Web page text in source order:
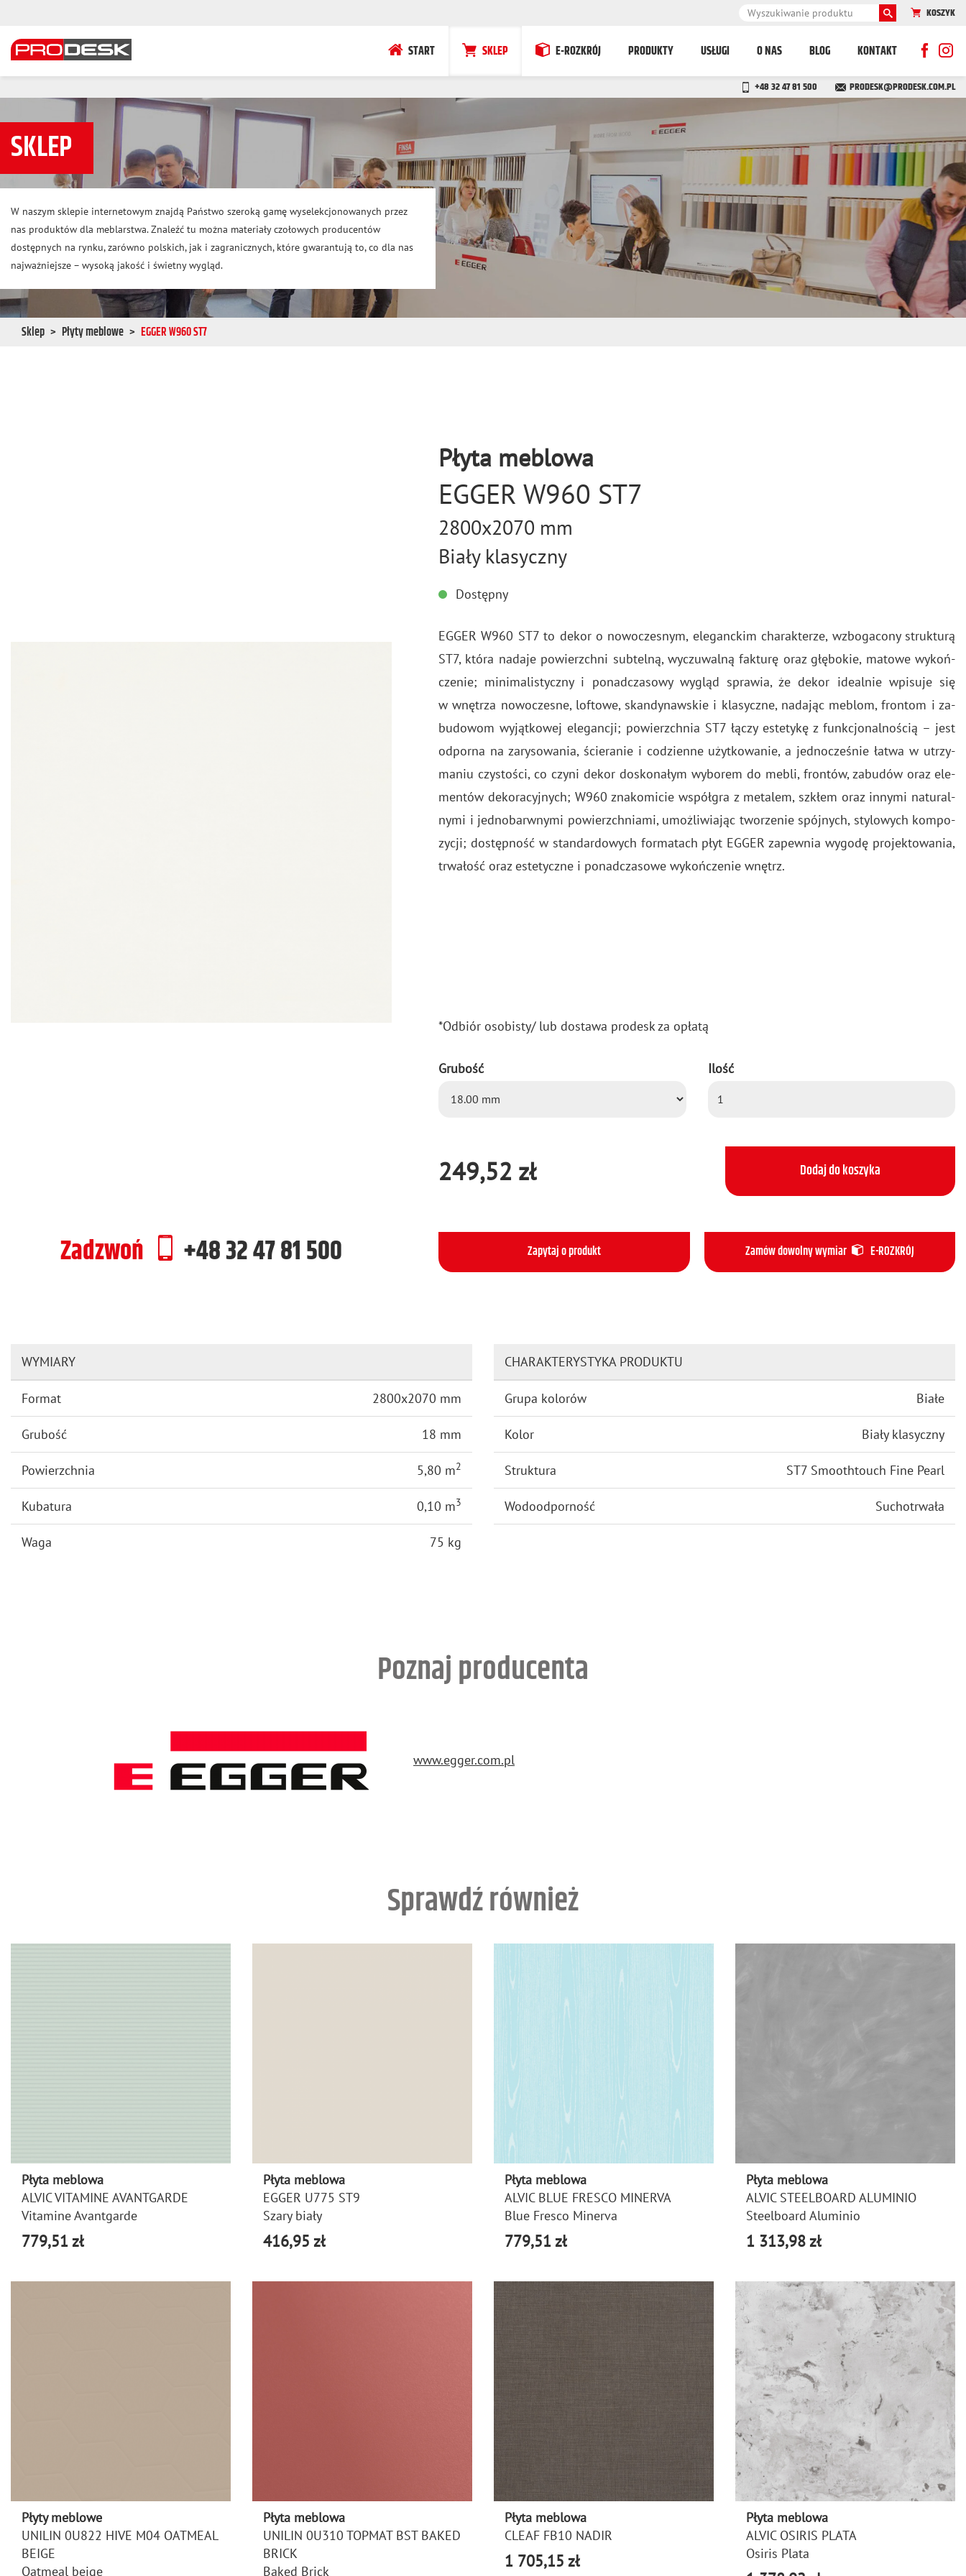
KOSZYK
START SKLEP E-ROZKRÓJ PRODUKTY USŁUGI O NAS BLOG KONTAKT
+48 32 47 81 500 PRODESK@PRODESK.COM.PL
SKLEP
W naszym sklepie internetowym znajdą Państwo szeroką gamę wyselekcjonowanych przez
nas produktów dla meblarstwa. Znaleźć tu można materiały czołowych producentów
dostępnych na rynku, zarówno polskich, jak i zagranicznych, które gwarantują to, co dla nas
najważniejsze – wysoką jakość i świetny wygląd.
Sklep Płyty meblowe EGGER W960 ST7
Płyta meblowa
EGGER W960 ST7
2800x2070 mm
Biały klasyczny
Dostępny
EGGER W960 ST7 to dekor o no­wo­cze­snym, ele­ganc­kim cha­rak­te­rze, wzbo­ga­co­ny struk­tu­rą
ST7, która na­da­je po­wierzch­ni sub­tel­ną, wy­czu­wal­ną fak­tu­rę oraz głę­bo­kie, ma­to­we wy­koń­
cze­nie; mi­ni­ma­li­stycz­ny i po­nad­cza­so­wy wy­gląd spra­wia, że dekor ide­al­nie wpi­su­je się
w wnę­trza no­wo­cze­sne, lo­fto­we, skan­dy­naw­skie i kla­sycz­ne, na­da­jąc me­blom, fron­tom i za­
bu­do­wom wy­jąt­ko­wej ele­gan­cji; po­wierzch­nia ST7 łączy es­te­ty­kę z funk­cjo­nal­no­ścią – jest
od­por­na na za­ry­so­wa­nia, ście­ra­nie i co­dzien­ne użyt­ko­wa­nie, a jed­no­cze­śnie łatwa w utrzy­
ma­niu czy­sto­ści, co czyni dekor do­sko­na­łym wy­bo­rem do mebli, fron­tów, za­bu­dów oraz ele­
men­tów de­ko­ra­cyj­nych; W960 zna­ko­mi­cie współ­gra z me­ta­lem, szkłem oraz in­ny­mi na­tu­ral­
ny­mi i jed­no­barw­ny­mi po­wierzch­nia­mi, umoż­li­wia­jąc two­rze­nie spój­nych, sty­lo­wych kom­po­
zy­cji; do­stęp­ność w stan­dar­do­wych for­ma­tach płyt EGGER za­pew­nia wy­go­dę pro­jek­to­wa­nia,
trwa­łość oraz es­te­tycz­ne i po­nad­cza­so­we wy­koń­cze­nie wnętrz.
*Od­biór oso­bi­sty/ lub do­sta­wa pro­desk za opła­tą
Grubość Ilość
249,52 zł Dodaj do koszyka
Zadzwoń +48 32 47 81 500 Zapytaj o produkt Zamów dowolny wymiar E-ROZKRÓJ
WYMIARY
Format 2800x2070 mm
Grubość 18 mm
Powierzchnia 5,80 m2
Kubatura 0,10 m3
Waga 75 kg
CHARAKTERYSTYKA PRODUKTU
Grupa kolorów Białe
Kolor Biały klasyczny
Struktura ST7 Smoothtouch Fine Pearl
Wodoodporność Suchotrwała
Poznaj producenta
www.​egger.​com.​pl
Sprawdź również
Płyta meblowa
ALVIC VITAMINE AVANTGARDE
Vitamine Avantgarde
779,51 zł
Płyta meblowa
EGGER U775 ST9
Szary biały
416,95 zł
Płyta meblowa
ALVIC BLUE FRESCO MINERVA
Blue Fresco Minerva
779,51 zł
Płyta meblowa
ALVIC STEELBOARD ALUMINIO
Steelboard Aluminio
1 313,98 zł
Płyty meblowe
UNILIN 0U822 HIVE M04 OATMEAL
BEIGE
Oatmeal beige
Płyta meblowa
UNILIN 0U310 TOPMAT BST BAKED
BRICK
Baked Brick
Płyta meblowa
CLEAF FB10 NADIR
1 705,15 zł
Płyta meblowa
ALVIC OSIRIS PLATA
Osiris Plata